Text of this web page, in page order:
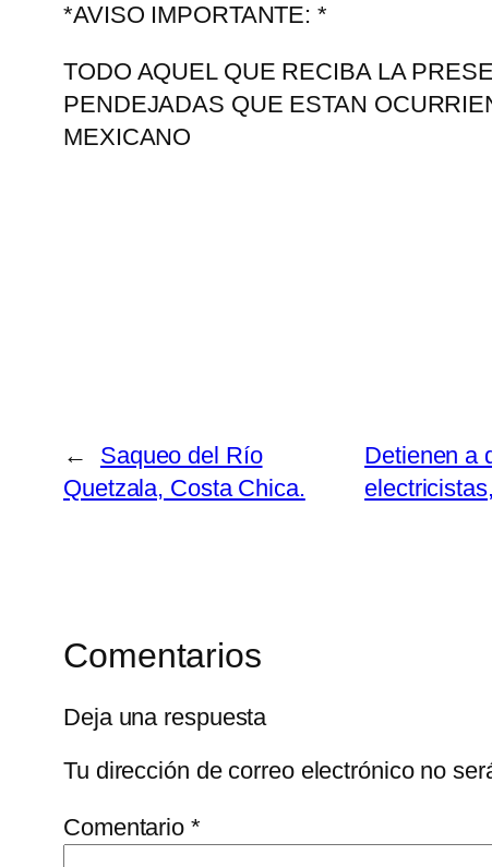
*AVISO IMPORTANTE: *
TODO AQUEL QUE RECIBA LA
PENDEJADAS QUE ESTAN
MEXICANO
←
Saqueo del Río
Quetzala, Costa Chica.
Detienen a
Comentarios
Deja una respuesta
Tu dirección de correo electrónico no
Comentario *